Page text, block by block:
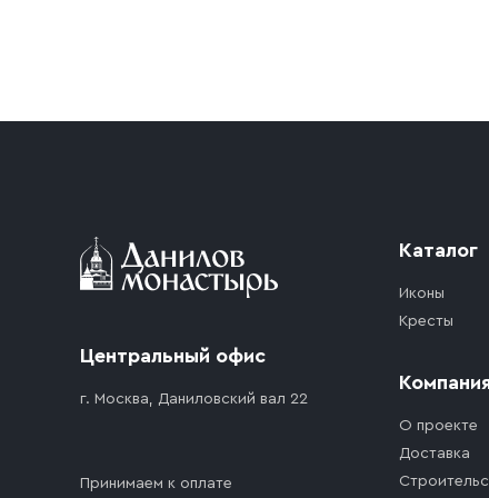
доставка осуществляется до ближайшего
Центральный офис
г. Москва, Даниловский вал 22
Принимаем к оплате
Каталог
Иконы
Кресты
О проекте
Доставка